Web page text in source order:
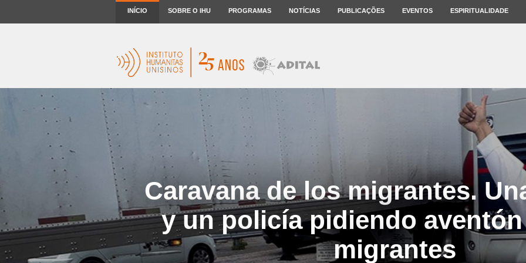
INÍCIO SOBRE O IHU PROGRAMAS NOTÍCIAS PUBLICAÇÕES EVENTOS ESPIRITUALIDADE
Caravana de los migrantes.
y un policía pidiendo
migrantes